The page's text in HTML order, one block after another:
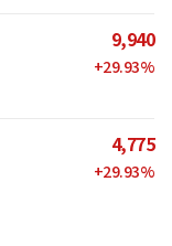
9,940
+29.93%
4,775
+29.93%